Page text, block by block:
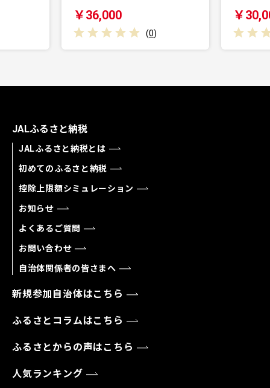
￥36,000
( 0)
￥
JALふるさと納税
JALふるさと納税とは
初めてのふるさと納税
控除上限額シミュレーション
お知らせ
よくあるご質問
お問い合わせ
自治体関係者の皆さまへ
新規参加自治体はこちら
ふるさとコラムはこちら
ふるさとからの声はこちら
人気ランキング